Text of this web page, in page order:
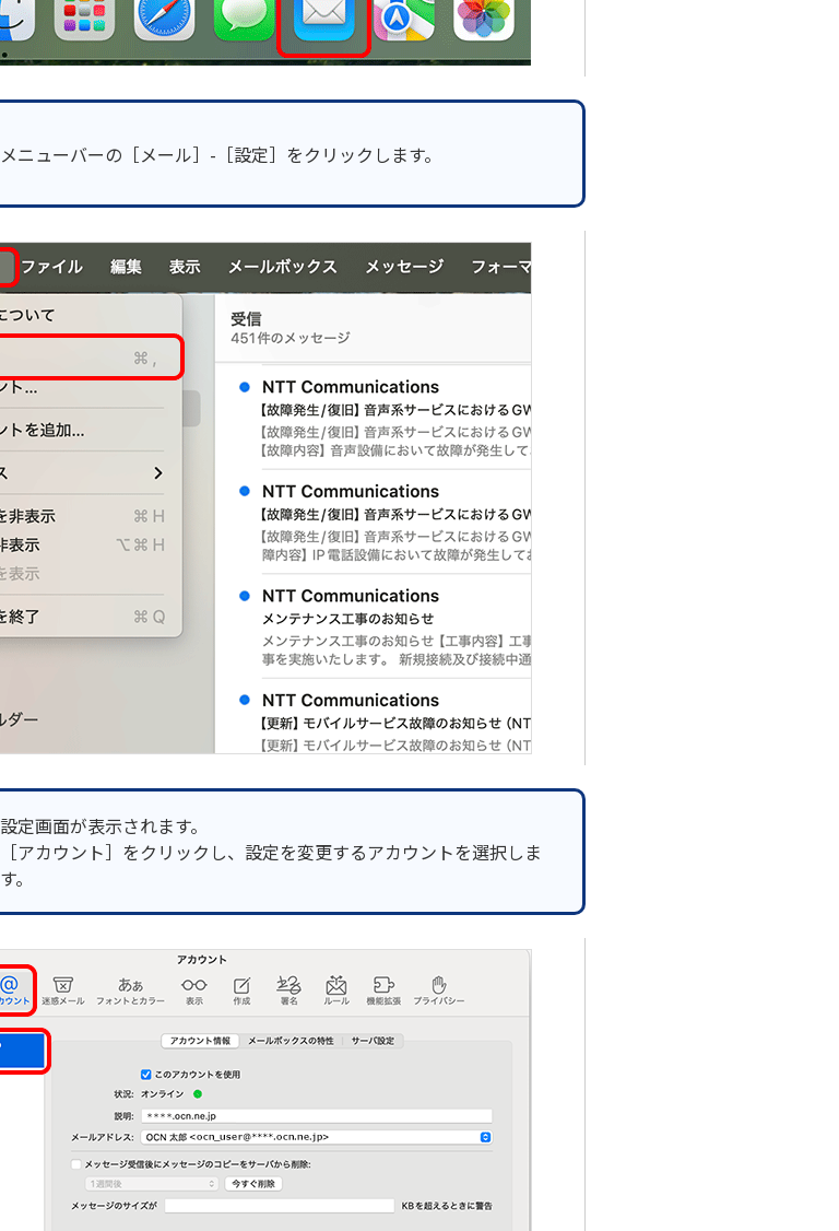
メニューバーの［メール］-［設定］をクリックします。
設定画面が表示されます。
［アカウント］をクリックし、設定を変更するアカウントを選択しま
す。